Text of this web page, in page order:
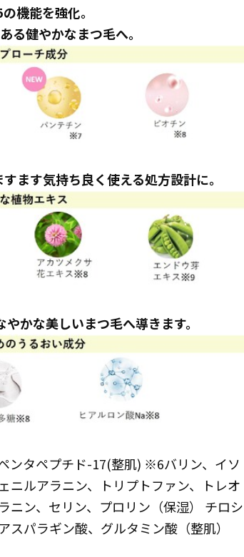
機能を強化。
健やかなまつ毛へ。
ます気持ち良く使える処方設計に。
かな美しいまつ毛へ導きます。
ンタペプチド-17(整肌) ※6バリン、イソ
ニルアラニン、トリプトファン、トレオ
ニン、セリン、プロリン（保湿） チロシ
パラギン酸、グルタミン酸（整肌）